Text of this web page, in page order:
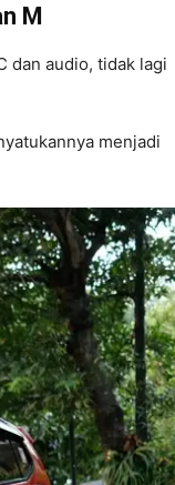
M
dan audio, tidak lagi
menjadi